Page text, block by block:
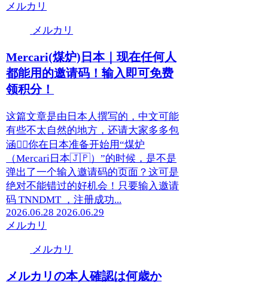
メルカリ
メルカリ
Mercari(煤炉)日本｜现在任何人
都能用的邀请码！输入即可免费
领积分！
这篇文章是由日本人撰写的，中文可能
有些不太自然的地方，还请大家多多包
涵🙇‍♀️你在日本准备开始用“煤炉
（Mercari日本🇯🇵）”的时候，是不是
弹出了一个输入邀请码的页面？这可是
绝对不能错过的好机会！只要输入邀请
码 TNNDMT ，注册成功...
2026.06.28 2026.06.29
メルカリ
メルカリ
メルカリの本人確認は何歳か